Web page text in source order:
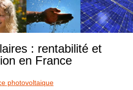
: rentabilité et
en France
photovoltaique